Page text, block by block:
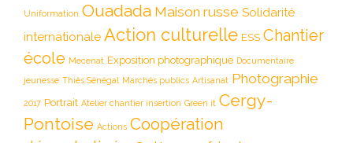
Uniformation Ouadada Maison russe Solidarité
internationale Action culturelle ESS Chantier
école Mecenat Exposition photographique Documentaire
jeunesse Thiès Sénégal Marchés publics Artisanat Photographie
2017 Portrait Atelier chantier insertion Green it Cergy-
Pontoise Actions Coopération